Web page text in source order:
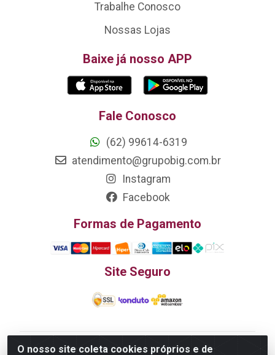
O nosso site coleta cookies próprios e de
Trabalhe Conosco
Nossas Lojas
Baixe já nosso APP
Fale Conosco
(62) 99614-6319
atendimento@grupobig.com.br
Instagram
Facebook
Formas de Pagamento
Site Seguro
Edn Utilidades Domésticas Importação e Exportação